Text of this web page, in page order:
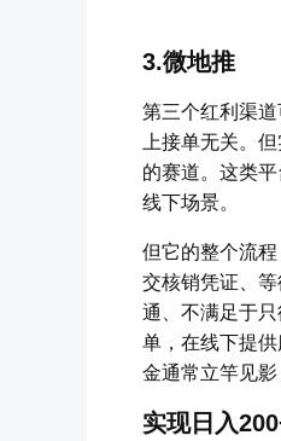
3.微地推
第三个红利渠
上接单无关。
的赛道。这类
线下场景。
但它的整个流
交核销凭证、
通、不满足于
单，在线下提
金通常立竿见
实现日入